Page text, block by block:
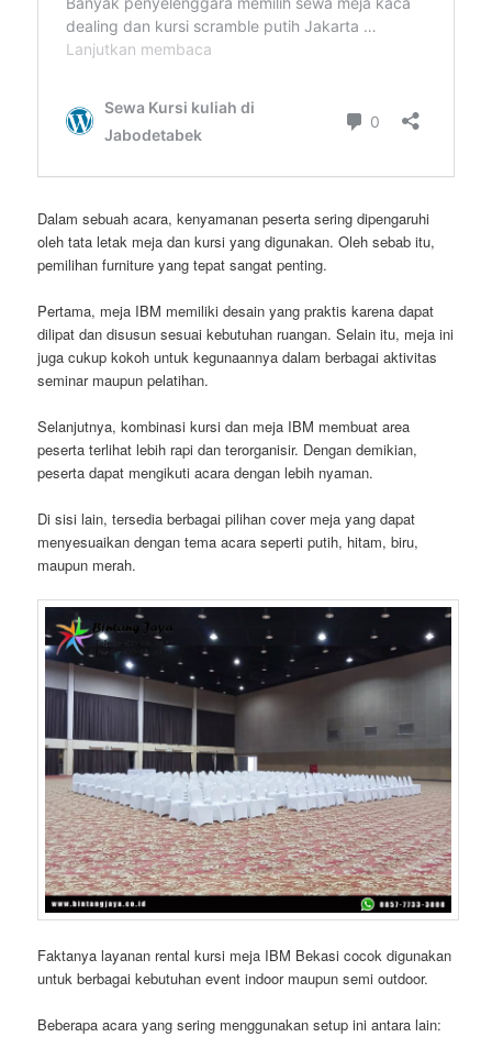
Dalam sebuah acara, kenyamanan peserta sering dipengaruhi
oleh tata letak meja dan kursi yang digunakan. Oleh sebab itu,
pemilihan furniture yang tepat sangat penting.
Pertama, meja IBM memiliki desain yang praktis karena dapat
dilipat dan disusun sesuai kebutuhan ruangan. Selain itu, meja ini
juga cukup kokoh untuk kegunaannya dalam berbagai aktivitas
seminar maupun pelatihan.
Selanjutnya, kombinasi kursi dan meja IBM membuat area
peserta terlihat lebih rapi dan terorganisir. Dengan demikian,
peserta dapat mengikuti acara dengan lebih nyaman.
Di sisi lain, tersedia berbagai pilihan cover meja yang dapat
menyesuaikan dengan tema acara seperti putih, hitam, biru,
maupun merah.
Faktanya layanan rental kursi meja IBM Bekasi cocok digunakan
untuk berbagai kebutuhan event indoor maupun semi outdoor.
Beberapa acara yang sering menggunakan setup ini antara lain: